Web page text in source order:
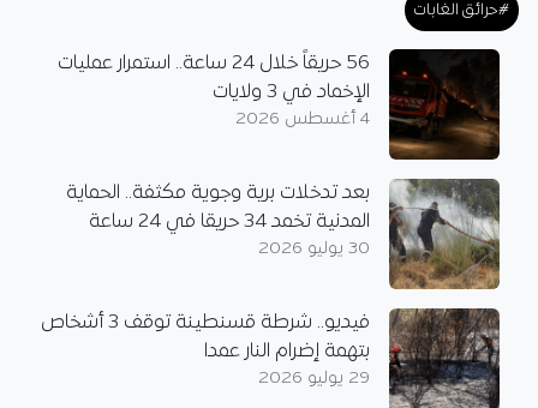
#حرائق الغابات
56 حريقاً خلال 24 ساعة.. استمرار عمليات
الإخماد في 3 ولايات
4 أغسطس 2026
بعد تدخلات برية وجوية مكثفة.. الحماية
المدنية تخمد 34 حريقا في 24 ساعة
30 يوليو 2026
فيديو.. شرطة قسنطينة توقف 3 أشخاص
بتهمة إضرام النار عمدا
29 يوليو 2026